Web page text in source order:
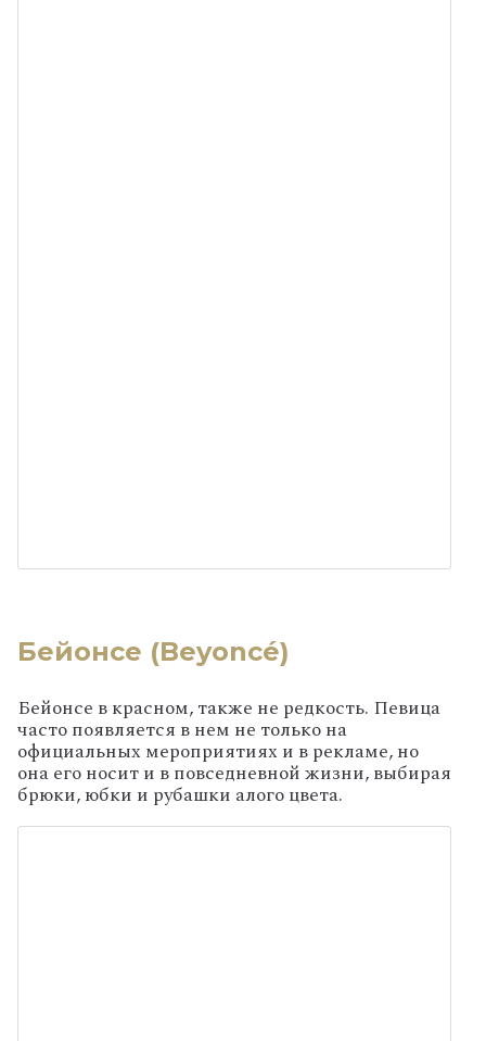
Бейонсе (Beyoncé)
Бейонсе в красном, также не редкость. Певица
часто появляется в нем не только на
официальных мероприятиях и в рекламе, но
она его носит и в повседневной жизни, выбирая
брюки, юбки и рубашки алого цвета.